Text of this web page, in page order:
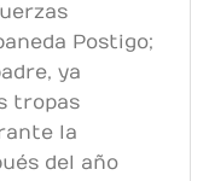
Postigo;
ya
tropas
la
del año